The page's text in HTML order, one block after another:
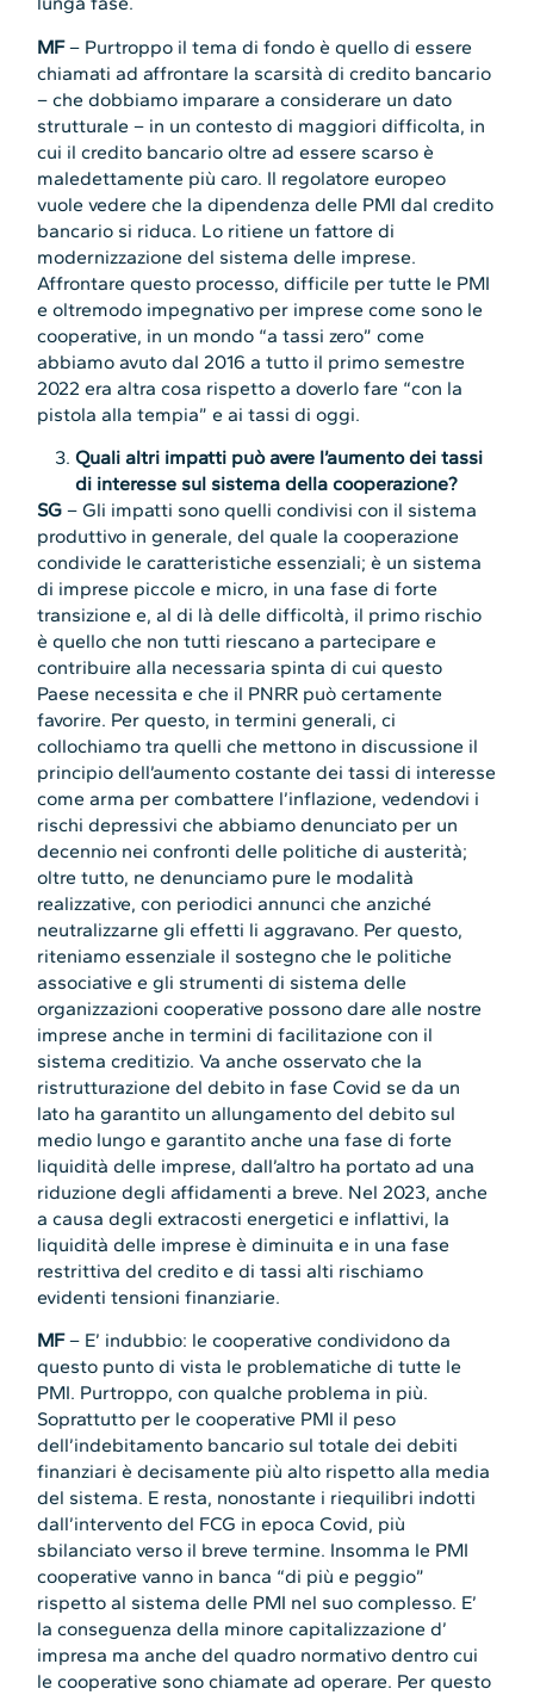
MF– Purtroppo il tema di fondo è quello di essere
chiamati ad affrontare la scarsità di credito bancario
– che dobbiamo imparare a considerare un dato
strutturale – in un contesto di maggiori difficolta, in
cui il credito bancario oltre ad essere scarso è
maledettamente più caro. Il regolatore europeo
vuole vedere che la dipendenza delle PMI dal credito
bancario si riduca. Lo ritiene un fattore di
modernizzazione del sistema delle imprese.
Affrontare questo processo, difficile per tutte le PMI
e oltremodo impegnativo per imprese come sono le
cooperative, in un mondo “a tassi zero” come
abbiamo avuto dal 2016 a tutto il primo semestre
2022 era altra cosa rispetto a doverlo fare “con la
pistola alla tempia” e ai tassi di oggi.
Quali altri impatti può avere l’aumento dei tassi
di interesse sul sistema della cooperazione?
SG – Gli impatti sono quelli condivisi con il sistema
produttivo in generale, del quale la cooperazione
condivide le caratteristiche essenziali; è un sistema
di imprese piccole e micro, in una fase di forte
transizione e, al di là delle difficoltà, il primo rischio
è quello che non tutti riescano a partecipare e
contribuire alla necessaria spinta di cui questo
Paese necessita e che il PNRR può certamente
favorire. Per questo, in termini generali, ci
collochiamo tra quelli che mettono in discussione il
principio dell’aumento costante dei tassi di interesse
come arma per combattere l’inflazione, vedendovi i
rischi depressivi che abbiamo denunciato per un
decennio nei confronti delle politiche di austerità;
oltre tutto, ne denunciamo pure le modalità
realizzative, con periodici annunci che anziché
neutralizzarne gli effetti li aggravano. Per questo,
riteniamo essenziale il sostegno che le politiche
associative e gli strumenti di sistema delle
organizzazioni cooperative possono dare alle nostre
imprese anche in termini di facilitazione con il
sistema creditizio. Va anche osservato che la
ristrutturazione del debito in fase Covid se da un
lato ha garantito un allungamento del debito sul
medio lungo e garantito anche una fase di forte
liquidità delle imprese, dall’altro ha portato ad una
riduzione degli affidamenti a breve. Nel 2023, anche
a causa degli extracosti energetici e inflattivi, la
liquidità delle imprese è diminuita e in una fase
restrittiva del credito e di tassi alti rischiamo
evidenti tensioni finanziarie.
MF– E’ indubbio: le cooperative condividono da
questo punto di vista le problematiche di tutte le
PMI. Purtroppo, con qualche problema in più.
Soprattutto per le cooperative PMI il peso
dell’indebitamento bancario sul totale dei debiti
finanziari è decisamente più alto rispetto alla media
del sistema. E resta, nonostante i riequilibri indotti
dall’intervento del FCG in epoca Covid, più
sbilanciato verso il breve termine. Insomma le PMI
cooperative vanno in banca “di più e peggio”
rispetto al sistema delle PMI nel suo complesso. E’
la conseguenza della minore capitalizzazione d’
impresa ma anche del quadro normativo dentro cui
le cooperative sono chiamate ad operare. Per questo